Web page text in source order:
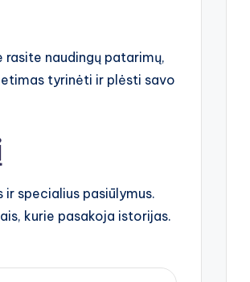
naudingų patarimų,
tyrinėti ir plėsti savo
specialius pasiūlymus.
kurie pasakoja istorijas.